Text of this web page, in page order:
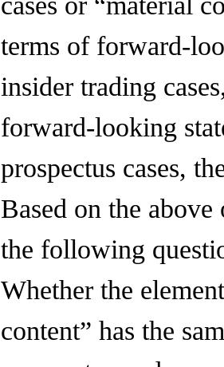
terms of forward-
insider trading
forward-looking
prospectus cases,
Based on the
the following
Whether the
content” has the